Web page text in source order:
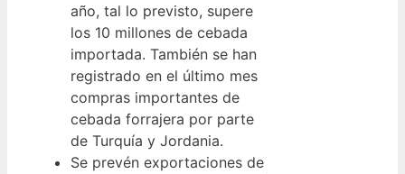
año, tal lo previsto, supere
los 10 millones de cebada
importada. También se han
registrado en el último mes
compras importantes de
cebada forrajera por parte
de Turquía y Jordania.
Se prevén exportaciones de